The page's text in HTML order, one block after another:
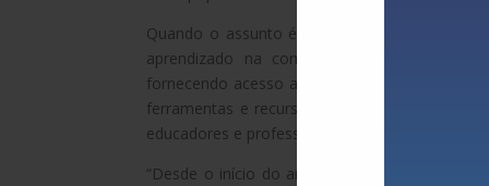
Quando o assunto é educação, o TikTok se
aprendizado na comunidade digital,
fornecendo acesso a conteúdo de alta
ferramentas e recursos que facilitam a busca
educadores e professores.
“Desde o início do ano, o TikTok vem